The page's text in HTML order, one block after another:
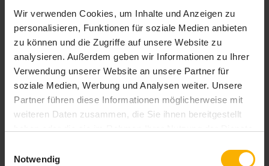
Wir verwenden Cookies, um Inhalte und Anzeigen zu
personalisieren, Funktionen für soziale Medien anbieten
zu können und die Zugriffe auf unsere Website zu
analysieren. Außerdem geben wir Informationen zu Ihrer
Verwendung unserer Website an unsere Partner für
soziale Medien, Werbung und Analysen weiter. Unsere
Partner führen diese Informationen möglicherweise mit
weiteren Daten zusammen, die Sie ihnen bereitgestellt
Cookies, wenn Sie unsere Webseite weiterhin nutzen.
Notwendig